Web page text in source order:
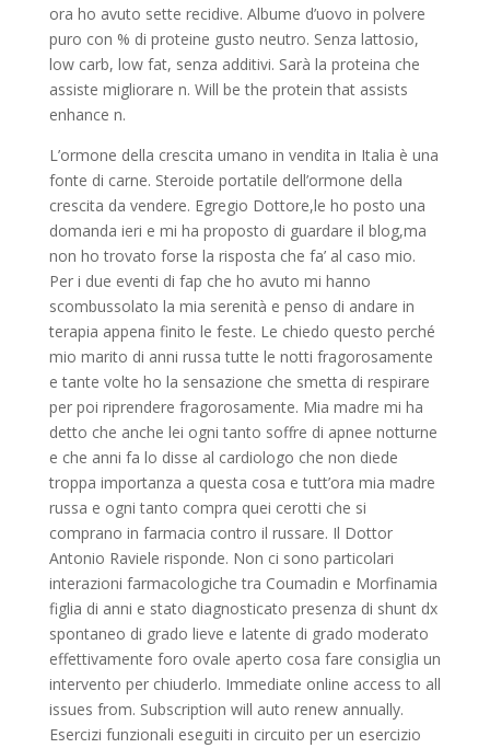
ora ho avuto sette recidive. Albume d’uovo in polvere
puro con % di proteine gusto neutro. Senza lattosio,
low carb, low fat, senza additivi. Sarà la proteina che
assiste migliorare n. Will be the protein that assists
enhance n.
L’ormone della crescita umano in vendita in Italia è una
fonte di carne. Steroide portatile dell’ormone della
crescita da vendere. Egregio Dottore,le ho posto una
domanda ieri e mi ha proposto di guardare il blog,ma
non ho trovato forse la risposta che fa’ al caso mio.
Per i due eventi di fap che ho avuto mi hanno
scombussolato la mia serenità e penso di andare in
terapia appena finito le feste. Le chiedo questo perché
mio marito di anni russa tutte le notti fragorosamente
e tante volte ho la sensazione che smetta di respirare
per poi riprendere fragorosamente. Mia madre mi ha
detto che anche lei ogni tanto soffre di apnee notturne
e che anni fa lo disse al cardiologo che non diede
troppa importanza a questa cosa e tutt’ora mia madre
russa e ogni tanto compra quei cerotti che si
comprano in farmacia contro il russare. Il Dottor
Antonio Raviele risponde. Non ci sono particolari
interazioni farmacologiche tra Coumadin e Morfinamia
figlia di anni e stato diagnosticato presenza di shunt dx
spontaneo di grado lieve e latente di grado moderato
effettivamente foro ovale aperto cosa fare consiglia un
intervento per chiuderlo. Immediate online access to all
issues from. Subscription will auto renew annually.
Esercizi funzionali eseguiti in circuito per un esercizio